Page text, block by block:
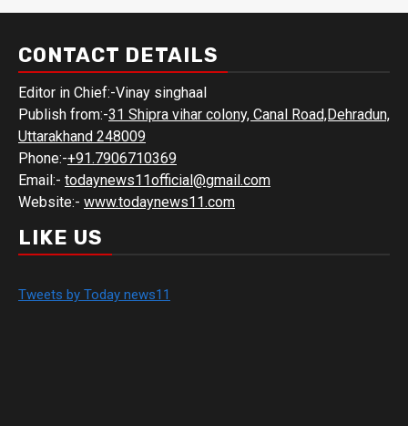
CONTACT DETAILS
Editor in Chief:-Vinay singhaal
Publish from:-31 Shipra vihar colony, Canal Road,Dehradun,
Uttarakhand 248009
Phone:-+91.7906710369
Email:- todaynews11official@gmail.com
Website:- www.todaynews11.com
LIKE US
Tweets by Today news11